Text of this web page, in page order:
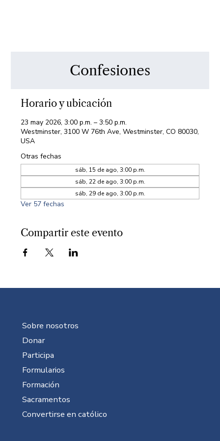
Confesiones
Horario y ubicación
23 may 2026, 3:00 p.m. – 3:50 p.m.
Westminster, 3100 W 76th Ave, Westminster, CO 80030,
USA
Otras fechas
sáb, 15 de ago, 3:00 p.m.
sáb, 22 de ago, 3:00 p.m.
sáb, 29 de ago, 3:00 p.m.
Ver 57 fechas
Compartir este evento
Sobre nosotros
Donar
Participa
Formularios
Formación
Sacramentos
Convertirse en católico